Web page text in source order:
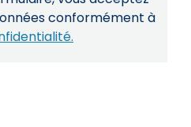
conformément à